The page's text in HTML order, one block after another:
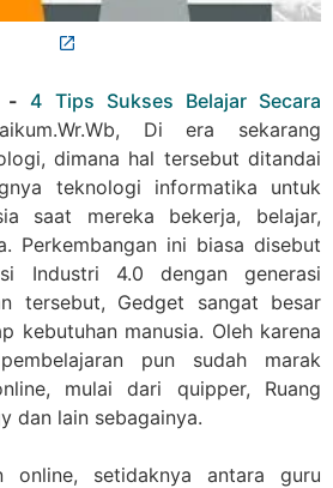
-4 Tips Sukses Belajar Secara
Di era sekarang
dimana hal tersebut ditandai
teknologi informatika untuk
saat mereka bekerja, belajar,
Perkembangan ini biasa disebut
Industri 4.0 dengan generasi
tersebut, Gedget sangat besar
kebutuhan manusia. Oleh karena
pun sudah marak
mulai dari quipper, Ruang
dan lain sebagainya.
online, setidaknya antara guru